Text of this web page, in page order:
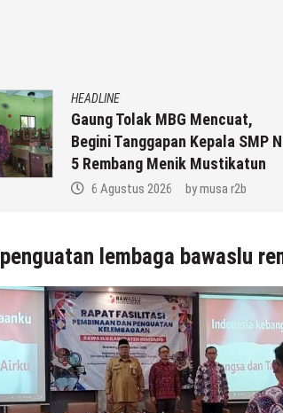
HEADLINE
Gaung Tolak MBG Mencuat,
Begini Tanggapan Kepala SMP N
5 Rembang Menik Mustikatun
6 Agustus 2026 bymusa r2b
penguatan lembaga bawaslu